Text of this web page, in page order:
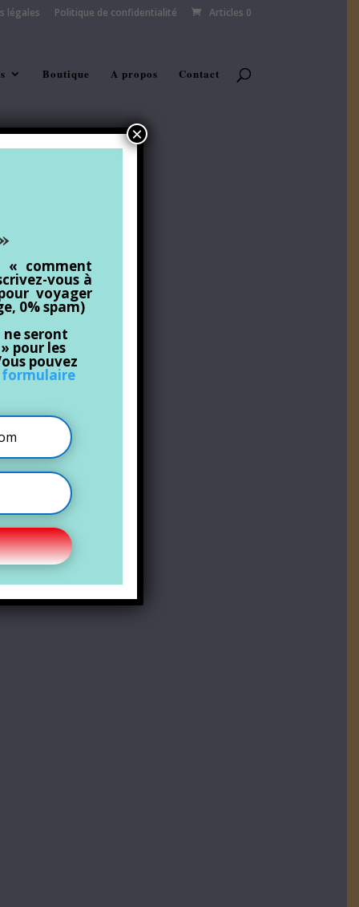
légales Politique de confidentialité Articles 0
Boutique A propos Contact
« comment
vous à
voyager
0% spam)
seront
pour les
pouvez
formulaire
×